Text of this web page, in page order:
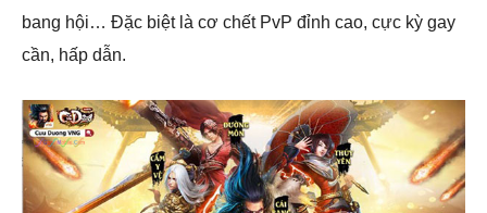
bang hội… Đặc biệt là cơ chết PvP đỉnh cao, cực kỳ gay
cần, hấp dẫn.